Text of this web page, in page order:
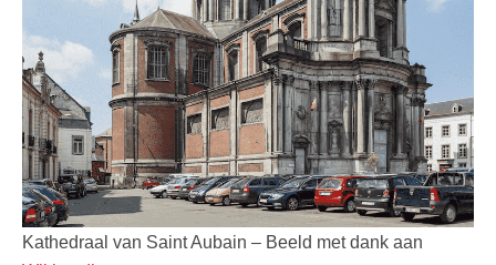
Kathedraal van Saint Aubain – Beeld met dank aan